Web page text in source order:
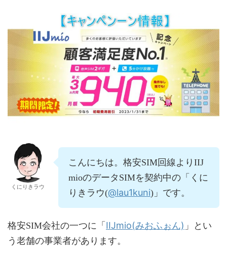
くにりきラウ
こんにちは。格安SIM回線よりIIJ
mioのデータSIMを契約中の「くに
りきラウ(@lau1kuni)」です。
格安SIM会社の一つに「 IIJmio(みおふぉん) 」とい
う老舗の事業者があります。